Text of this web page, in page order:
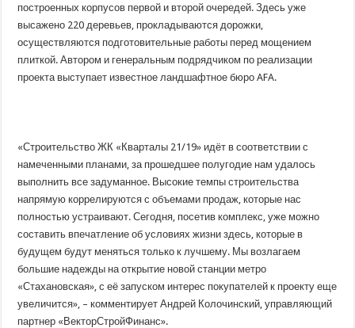
построенных корпусов первой и второй очередей. Здесь уже
высажено 220 деревьев, прокладываются дорожки,
осуществляются подготовительные работы перед мощением
плиткой. Автором и генеральным подрядчиком по реализации
проекта выступает известное ландшафтное бюро AFA.
«Строительство ЖК «Кварталы 21/19» идёт в соответствии с
намеченными планами, за прошедшее полугодие нам удалось
выполнить все задуманное. Высокие темпы строительства
напрямую коррелируются с объемами продаж, которые нас
полностью устраивают. Сегодня, посетив комплекс, уже можно
составить впечатление об условиях жизни здесь, которые в
будущем будут меняться только к лучшему. Мы возлагаем
большие надежды на открытие новой станции метро
«Стахановская», с её запуском интерес покупателей к проекту еще
увеличится», – комментирует Андрей Колочинский, управляющий
партнер «ВекторСтройФинанс».